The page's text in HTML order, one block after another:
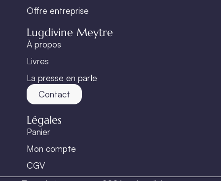
Offre entreprise
Lugdivine Meytre
À propos
Livres
La presse en parle
Contact
Légales
Panier
Mon compte
CGV